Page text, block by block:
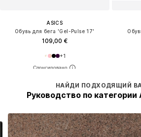
ASICS
Обувь для бега 'Gel-Pulse 17'
109,00 €
+1
НАЙДИ ПОДХОДЯЩИЙ
Руководство по